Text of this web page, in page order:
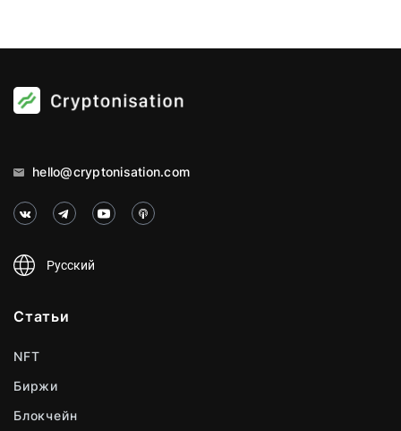
hello@cryptonisation.com
Русский
Статьи
NFT
Биржи
Блокчейн